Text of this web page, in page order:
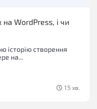
на WordPress, і чи
історію створення
на...
15 хв.